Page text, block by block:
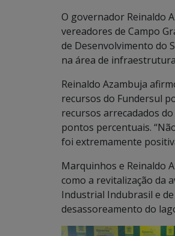
O governador Reinaldo
vereadores de Campo
de Desenvolvimento do
na área de
Reinaldo Azambuja
recursos do Fundersul
recursos arrecadados
pontos percentuais.
foi extremamente
Marquinhos e Reinaldo
como a revitalização da
Industrial Indubrasil e
desassoreamento do